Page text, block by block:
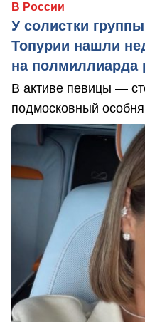
В России
У солистки
Топурии нашли
на полмиллиарда
В активе певицы —
подмосковный